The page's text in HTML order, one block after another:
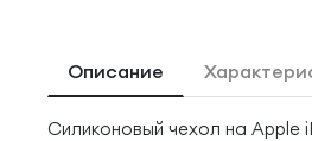
Описание
Силиконовый чехол на Apple